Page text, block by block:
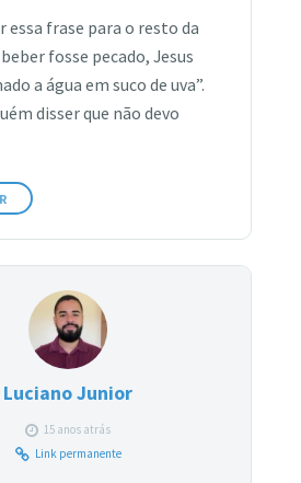
essa frase para o resto da
fosse pecado, Jesus
a água em suco de uva”.
disser que não devo
Luciano Junior
15 anos atrás
Link permanente